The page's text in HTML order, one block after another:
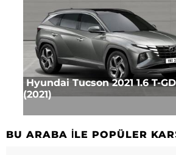
Hyundai Tucson 2021 1.6 T-
(2021)
BU ARABA ILE POPÜLER